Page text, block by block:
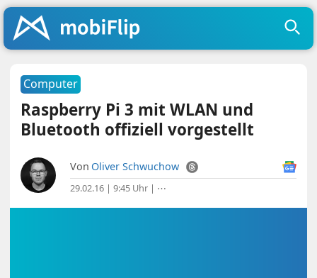
Computer
Raspberry Pi 3 mit WLAN und
Bluetooth offiziell vorgestellt
Von Oliver Schwuchow
29.02.16 | 9:45 Uhr | ⋯